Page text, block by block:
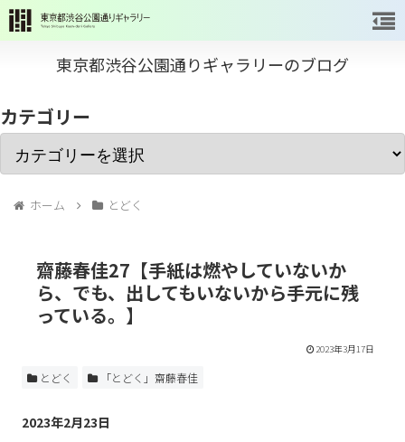
東京都渋谷公園通りギャラリーのブログ
カテゴリー
ホーム とどく
齋藤春佳27【手紙は燃やしていないか
ら、でも、出してもいないから手元に残
っている。】
2023年3月17日
とどく 「とどく」齋藤春佳
2023年2月23日